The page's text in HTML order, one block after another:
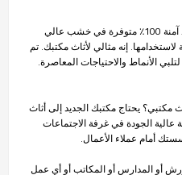
جودة تركيب DINGYOU لا مثيل لها. مواد آمنة 100٪ متوفرة في خشب عالي
إنه مثالي لأثاث مكتبك. تم
الأنماط والاحتياجات المعاصرة.
مكتبي؟ يحتاج مكتبك الجديد إلى أثاث
عالية الجودة في غرفة الاجتماعات
أمام عملاء الأعمال.
أو المدارس أو المكاتب أو أي عمل